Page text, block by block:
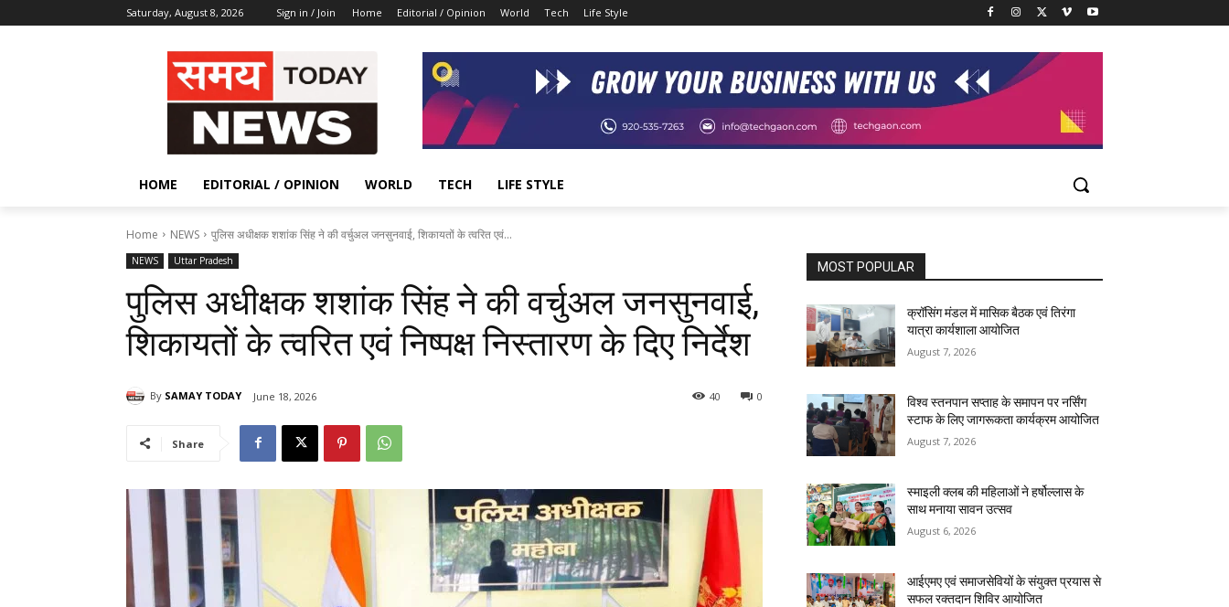
Saturday, August 8, 2026 Sign in / Join Home Editorial / Opinion World Tech Life Style
HOME EDITORIAL / OPINION WORLD TECH LIFE STYLE
Home NEWS पुलिस अधीक्षक शशांक सिंह ने की वर्चुअल जनसुनवाई, शिकायतों के त्वरित एवं...
NEWS Uttar Pradesh
पुलिस अधीक्षक शशांक सिंह ने की वर्चुअल जनसुनवाई,
शिकायतों के त्वरित एवं निष्पक्ष निस्तारण के दिए निर्देश
By SAMAY TODAY June 18, 2026 0
40
Share
MOST POPULAR
क्रॉसिंग मंडल में मासिक बैठक एवं तिरंगा
यात्रा कार्यशाला आयोजित
August 7, 2026
विश्व स्तनपान सप्ताह के समापन पर नर्सिंग
स्टाफ के लिए जागरूकता कार्यक्रम आयोजित
August 7, 2026
स्माइली क्लब की महिलाओं ने हर्षोल्लास के
साथ मनाया सावन उत्सव
August 6, 2026
आईएमए एवं समाजसेवियों के संयुक्त प्रयास से
सफल रक्तदान शिविर आयोजित